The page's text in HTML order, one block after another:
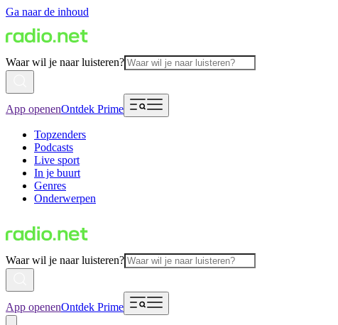
Ga naar de inhoud
Waar wil je naar luisteren?
App openenOntdek Prime
Topzenders
Podcasts
Live sport
In je buurt
Genres
Onderwerpen
Waar wil je naar luisteren?
App openenOntdek Prime